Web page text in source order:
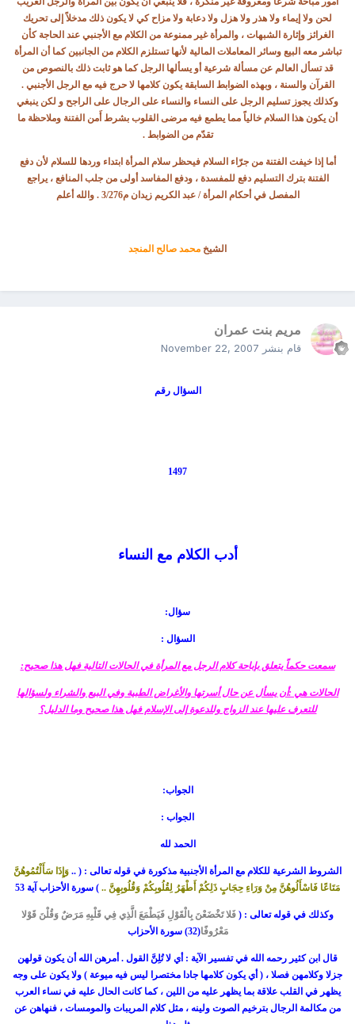
لحن ولا إيماء ولا هذر ولا هزل ولا دعابة ولا مزاح كي لا يكون ذلك مدخلاً إلى تحريك
الغرائز وإثارة الشبهات ، والمرأة غير ممنوعة من الكلام مع الأجنبي عند الحاجة كأن
تباشر معه البيع وسائر المعاملات المالية لأنها تستلزم الكلام من الجانبين كما أن المرأة
قد تسأل العالم عن مسألة شرعية أو يسألها الرجل كما هو ثابت ذلك بالنصوص من
القرآن والسنة ، وبهذه الضوابط السابقة يكون كلامها لا حرج فيه مع الرجل الأجنبي .
وكذلك يجوز تسليم الرجل على النساء والنساء على الرجال على الراجح و لكن ينبغي
أن يكون هذا السلام خالياً مما يطمع فيه مرضى القلوب بشرط أَمن الفتنة وملاحظة ما
تقدّم من الضوابط .
أما إذا خيفت الفتنة من جرّاء السلام فيحظر سلام المرأة ابتداء وردها للسلام لأن دفع
الفتنة بترك التسليم دفع للمفسدة ، ودفع المفاسد أولى من جلب المنافع ، يراجع
المفصل في أحكام المرأة / عبد الكريم زيدان م3/276 . والله أعلم
الشيخمحمد صالح المنجد
مريم بنت عمران
قام بنشر November 22, 2007
السؤال رقم
1497
أدب الكلام مع النساء
سؤال:
السؤال :
سمعت حكماً يتعلق بإباحة كلام الرجل مع المرأة في الحالات التالية فهل هذا صحيح:
الحالات هي :أن يسأل عن حال أسرتها والأغراض الطبية وفي البيع والشراء ولسؤالها
للتعرف عليها عند الزواج وللدعوة إلى الإسلام فهل هذا صحيح وما الدليل؟
الجواب:
الجواب :
الحمد لله
الشروط الشرعية للكلام مع المرأة الأجنبية مذكورة في قوله تعالى : ( ..وَإِذَا سَأَلْتُمُوهُنَّ
مَتَاعًا فَاسْأَلُوهُنَّ مِنْ وَرَاءِ حِجَابٍ ذَلِكُمْ أَطْهَرُ لِقُلُوبِكُمْ وَقُلُوبِهِنَّ ..) سورة الأحزاب آية 53
وكذلك في قوله تعالى : (فَلا تَخْضَعْنَ بِالْقَوْلِ فَيَطْمَعَ الَّذِي فِي قَلْبِهِ مَرَضٌ وَقُلْنَ قَوْلا
مَعْرُوفًا(32) سورة الأحزاب
قال ابن كثير رحمه الله في تفسير الآية : أي لا تُلِنَّ القول . أمرهن الله أن يكون قولهن
جزلا وكلامهن فصلا ، ( أي يكون كلامها جادا مختصرا ليس فيه ميوعة ) ولا يكون على وجه
يظهر في القلب علاقة بما يظهر عليه من اللين ، كما كانت الحال عليه في نساء العرب
من مكالمة الرجال بترخيم الصوت ولينه ، مثل كلام المريبات والمومسات ، فنهاهن عن